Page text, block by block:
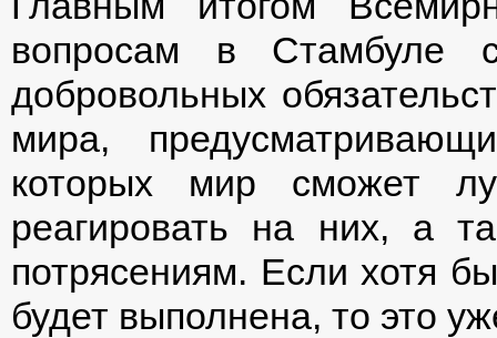
вопросам в Стамбуле
добровольных
мира,
которых мир сможет
реагировать на них, а
потрясениям. Если хотя
будет выполнена, то это